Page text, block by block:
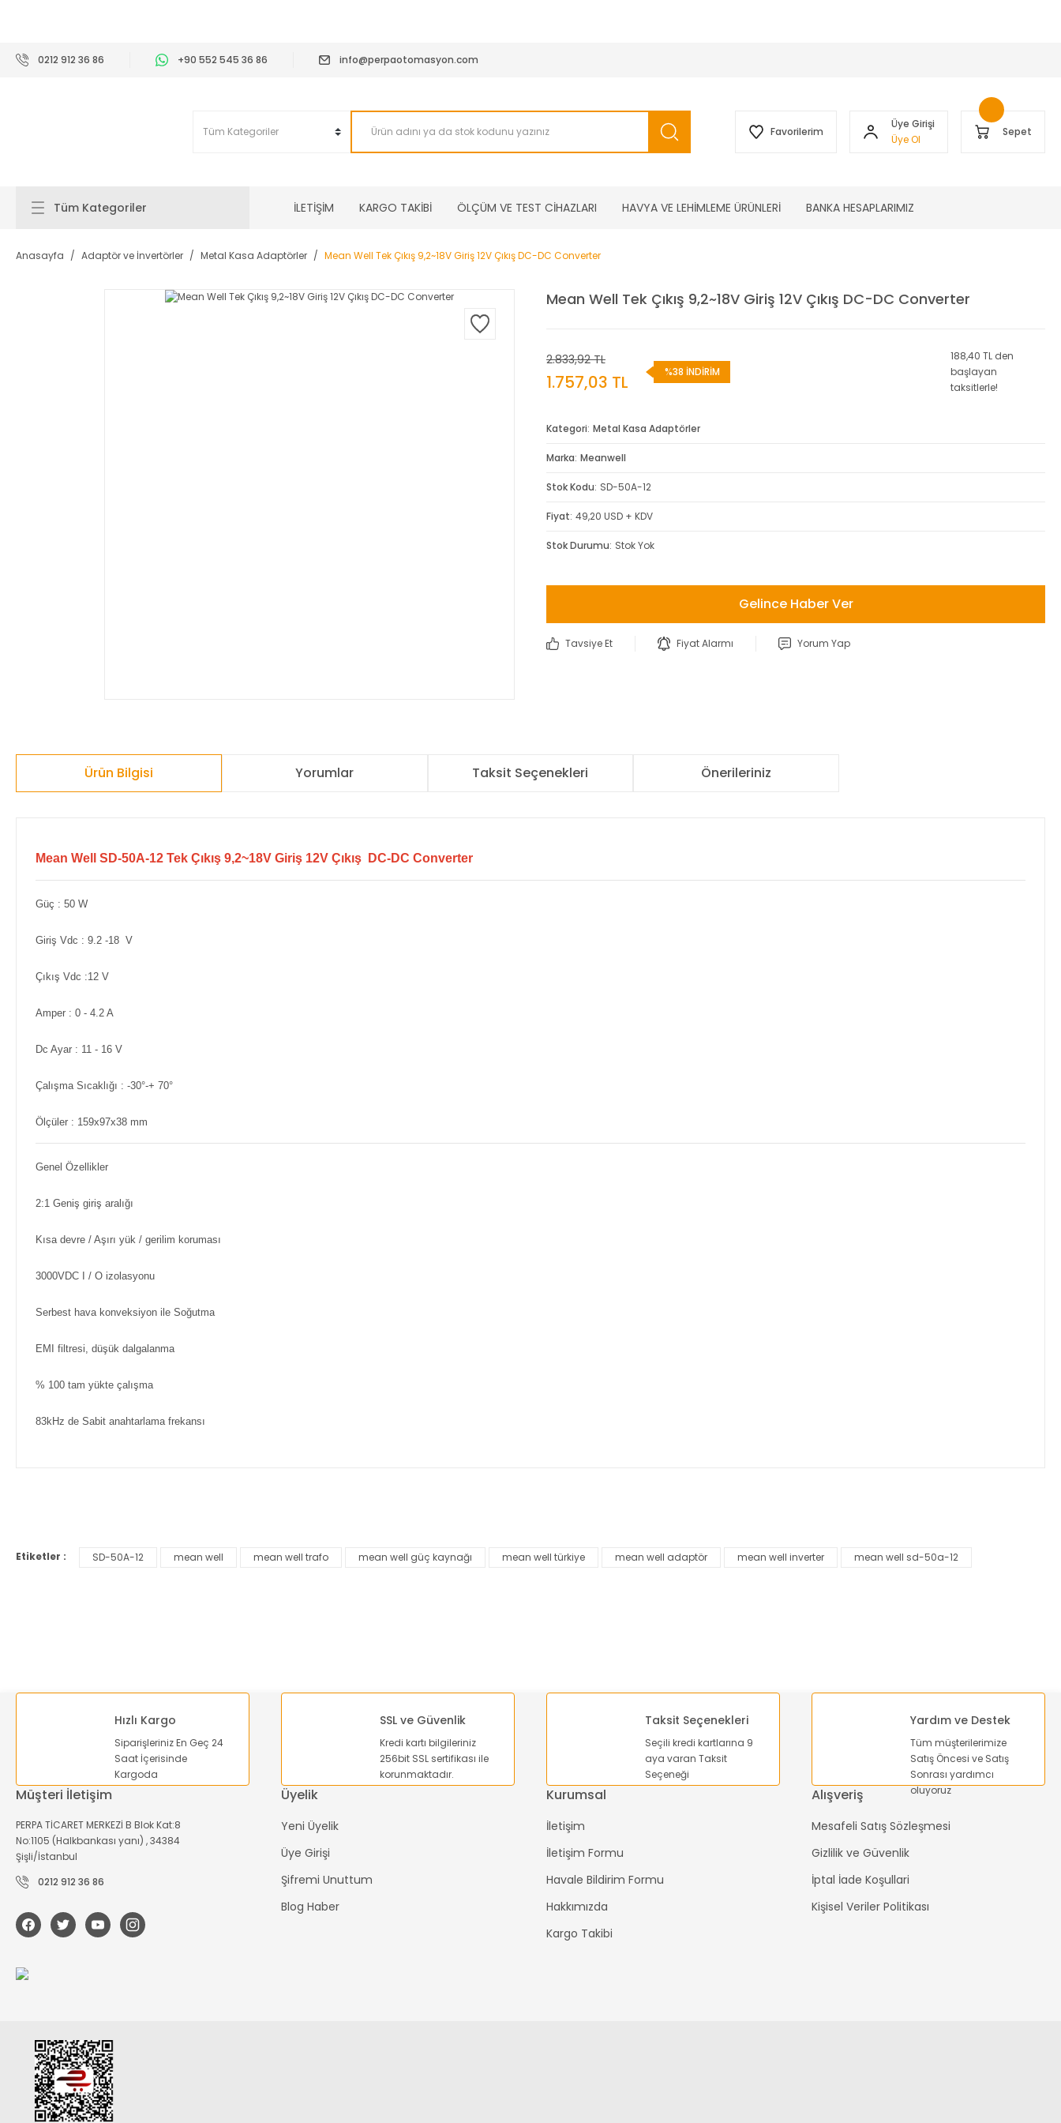
0212 912 36 86 +90 552 545 36 86 info@perpaotomasyon.com
Favorilerim
Üye Girişi
Üye Ol
Sepet
Tüm Kategoriler İLETİŞİM KARGO TAKİBİ ÖLÇÜM VE TEST CİHAZLARI HAVYA VE LEHİMLEME ÜRÜNLERİ BANKA HESAPLARIMIZ
Anasayfa Adaptör ve İnvertörler Metal Kasa Adaptörler Mean Well Tek Çıkış 9,2~18V Giriş 12V Çıkış DC-DC Converter
Mean Well Tek Çıkış 9,2~18V Giriş 12V Çıkış DC-DC Converter
2.833,92 TL
1.757,03 TL %38 İNDİRİM
188,40 TL den
başlayan
taksitlerle!
Kategori Metal Kasa Adaptörler
Marka Meanwell
Stok Kodu SD-50A-12
Fiyat 49,20 USD + KDV
Stok Durumu Stok Yok
Gelince Haber Ver
Tavsiye Et Fiyat Alarmı Yorum Yap
Ürün Bilgisi Yorumlar Taksit Seçenekleri Önerileriniz
Mean Well SD-50A-12 Tek Çıkış 9,2~18V Giriş 12V Çıkış DC-DC Converter
Güç : 50 W
Giriş Vdc : 9.2 -18 V
Çıkış Vdc :12 V
Amper : 0 - 4.2 A
Dc Ayar : 11 - 16 V
Çalışma Sıcaklığı : -30°-+ 70°
Ölçüler : 159x97x38 mm
Genel Özellikler
2:1 Geniş giriş aralığı
Kısa devre / Aşırı yük / gerilim koruması
3000VDC I / O izolasyonu
Serbest hava konveksiyon ile Soğutma
EMI filtresi, düşük dalgalanma
% 100 tam yükte çalışma
83kHz de Sabit anahtarlama frekansı
Ürün resmi kalitesiz, bozuk veya görüntülenemiyor.
Etiketler : SD-50A-12 mean well mean well trafo mean well güç kaynağı mean well türkiye mean well adaptör mean well inverter mean well sd-50a-12
Hızlı Kargo
Siparişleriniz En Geç 24
Saat İçerisinde
Kargoda
SSL ve Güvenlik
Kredi kartı bilgileriniz
256bit SSL sertifikası ile
korunmaktadır.
Taksit Seçenekleri
Seçili kredi kartlarına 9
aya varan Taksit
Seçeneği
Yardım ve Destek
Tüm müşterilerimize
Satış Öncesi ve Satış
Sonrası yardımcı
oluyoruz
Müşteri İletişim
PERPA TİCARET MERKEZİ B Blok Kat:8
No:1105 (Halkbankası yanı) , 34384
Şişli/İstanbul
0212 912 36 86
Üyelik
Yeni Üyelik
Üye Girişi
Şifremi Unuttum
Blog Haber
Kurumsal
İletişim
İletişim Formu
Havale Bildirim Formu
Hakkımızda
Kargo Takibi
Alışveriş
Mesafeli Satış Sözleşmesi
Gizlilik ve Güvenlik
İptal İade Koşullari
Kişisel Veriler Politikası